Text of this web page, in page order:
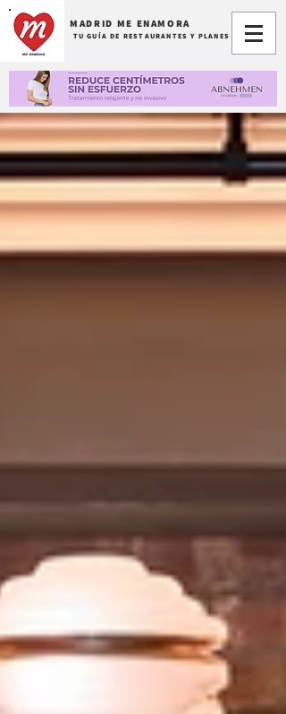
MADRID ME ENAMORA
TU GUÍA DE RESTAURANTES Y PLANES